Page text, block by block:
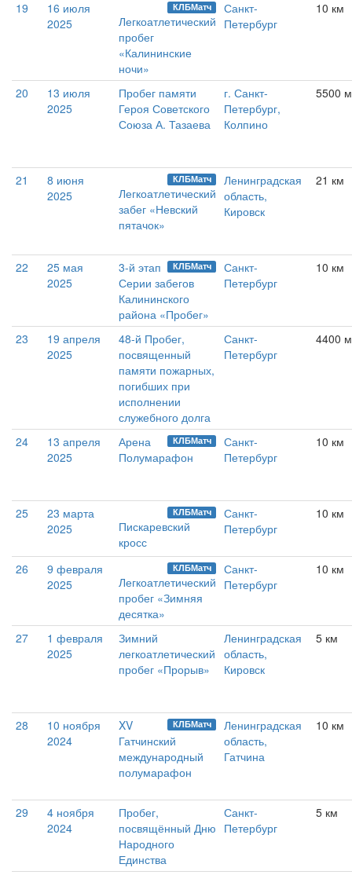
19
16 июля
2025
КЛБМатч
Легкоатлетический
пробег
«Калининские
ночи»
Санкт-
Петербург
10 км
20
13 июля
2025
Пробег памяти
Героя Советского
Союза А. Тазаева
г. Санкт-
Петербург,
Колпино
5500 м
21
8 июня
2025
КЛБМатч
Легкоатлетический
забег «Невский
пятачок»
Ленинградская
область,
Кировск
21 км
22
25 мая
2025
КЛБМатч
3-й этап
Серии забегов
Калининского
района «Пробег»
Санкт-
Петербург
10 км
23
19 апреля
2025
48-й Пробег,
посвященный
памяти пожарных,
погибших при
исполнении
служебного долга
Санкт-
Петербург
4400 м
24
13 апреля
2025
КЛБМатч
Арена
Полумарафон
Санкт-
Петербург
10 км
25
23 марта
2025
КЛБМатч
Пискаревский
кросс
Санкт-
Петербург
10 км
26
9 февраля
2025
КЛБМатч
Легкоатлетический
пробег «Зимняя
десятка»
Санкт-
Петербург
10 км
27
1 февраля
2025
Зимний
легкоатлетический
пробег «Прорыв»
Ленинградская
область,
Кировск
5 км
28
10 ноября
2024
КЛБМатч
XV
Гатчинский
международный
полумарафон
Ленинградская
область,
Гатчина
10 км
29
4 ноября
2024
Пробег,
посвящённый Дню
Народного
Единства
Санкт-
Петербург
5 км